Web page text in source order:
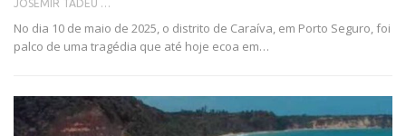
No dia 10 de maio de 2025, o distrito de Caraíva, em Porto Seguro, foi
palco de uma tragédia que até hoje ecoa em…